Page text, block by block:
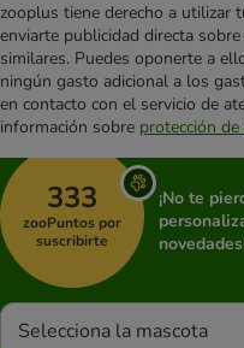
zooplus tiene derecho a utilizar
enviarte publicidad directa
similares. Puedes oponerte a
ningún gasto adicional a los
en contacto con el servicio de
información sobre protección
333
zooPuntos por
suscribirte
¡No te
Selecciona la mascota